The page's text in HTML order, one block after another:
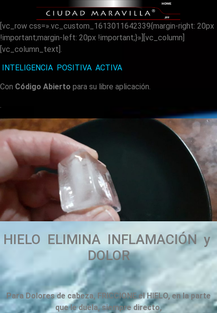
[vc_row css=».vc_custom_1613011642339{margin-right: 20px
!important;margin-left: 20px !important;}»][vc_column]
[vc_column_text].
INTELIGENCIA POSITIVA ACTIVA
Con Código Abierto para su libre aplicación.
.
HIELO ELIMINA INFLAMACIÓN y
DOLOR
Para Dolores de cabeza, FRICCIONE el HIELO, en la parte
que le duela, siempre directo,